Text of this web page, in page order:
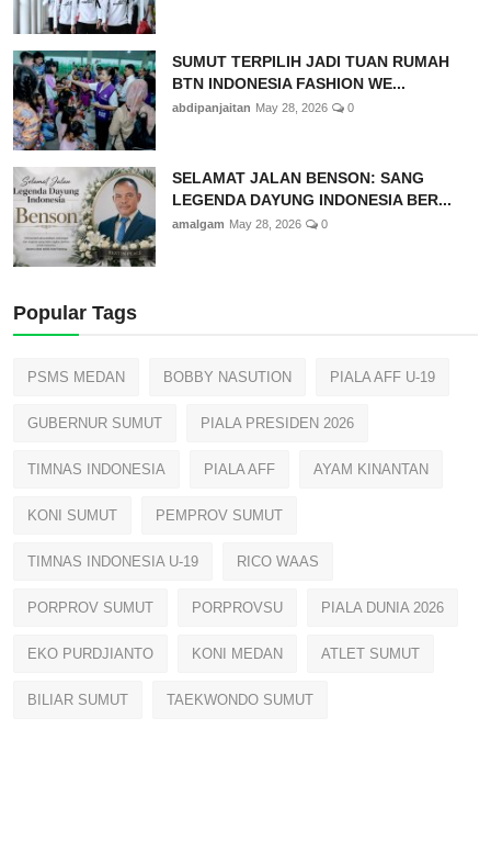
SUMUT TERPILIH JADI TUAN RUMAH
BTN INDONESIA FASHION WE...
abdipanjaitan May 28, 2026 0
SELAMAT JALAN BENSON: SANG
LEGENDA DAYUNG INDONESIA BER...
amalgam May 28, 2026 0
Popular Tags
PSMS MEDAN BOBBY NASUTION PIALA AFF U-19
GUBERNUR SUMUT PIALA PRESIDEN 2026
TIMNAS INDONESIA PIALA AFF AYAM KINANTAN
KONI SUMUT PEMPROV SUMUT
TIMNAS INDONESIA U-19 RICO WAAS
PORPROV SUMUT PORPROVSU PIALA DUNIA 2026
EKO PURDJIANTO KONI MEDAN ATLET SUMUT
BILIAR SUMUT TAEKWONDO SUMUT